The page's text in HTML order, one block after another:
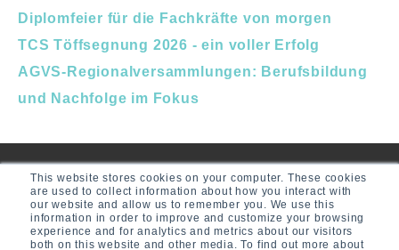
This website stores cookies on your computer. These cookies
are used to collect information about how you interact with
our website and allow us to remember you. We use this
information in order to improve and customize your browsing
experience and for analytics and metrics about our visitors
both on this website and other media. To find out more about
Diplomfeier für die Fachkräfte von morgen
TCS Töffsegnung 2026 - ein voller Erfolg
AGVS-Regionalversammlungen: Berufsbildung
und Nachfolge im Fokus